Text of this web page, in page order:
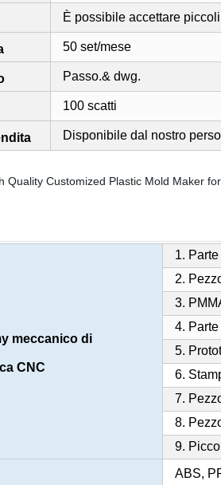
È possibile accettare
50 set/mese
Passo.& dwg.
100 scatti
Disponibile dal nostro
meccanico di
CNC
1.
2.
3.
4.
5.
6.
7.
8.
9.
ABS,